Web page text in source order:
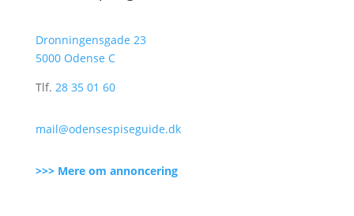
Dronningensgade 23
5000 Odense C
Tlf. 28 35 01 60
mail@odensespiseguide.dk
>>> Mere om annoncering